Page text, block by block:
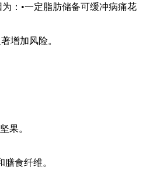
：•一定脂肪储备可缓冲病痛花
增加风险。
果。
食纤维。